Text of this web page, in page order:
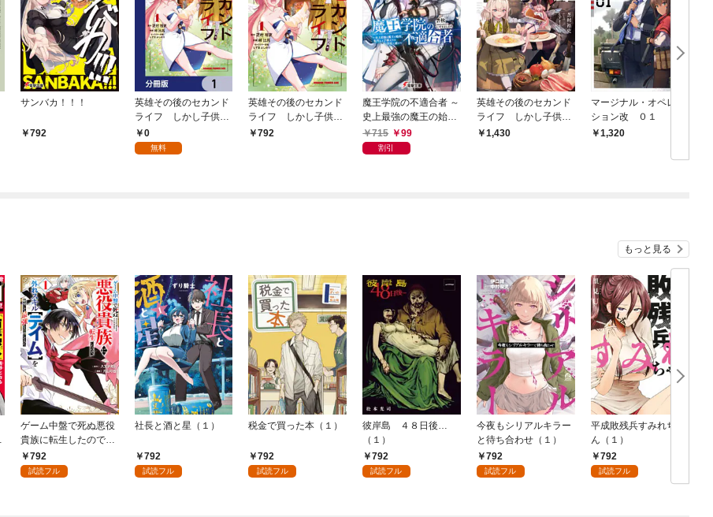
サンバカ！！！
792
英雄その後のセカンド
ライフ しかし子供に
料理を振る舞うのは楽
しいかもな【分冊版】
0
無料
英雄その後のセカンド
ライフ しかし子供に
料理を振る舞うのは楽
792
魔王学院の不適合者 ～
史上最強の魔王の始
祖、転生して子孫たち
の学校へ通う～
715 99
割引
英雄その後のセカンド
ライフ しかし子供に
料理を振る舞うのは楽
1,430
マージナル・オペレー
ション改 ０１
1,320
もっと見る
ゲーム中盤で死ぬ悪役
貴族に転生したので、
外れスキル【テイム】
を駆使して最強を目指
792
試読フル
社長と酒と星（１）
792
試読フル
税金で買った本（１）
792
試読フル
彼岸島 ４８日後…
（１）
792
試読フル
今夜もシリアルキラー
と待ち合わせ（１）
792
試読フル
平成敗残兵すみれちゃ
ん（１）
792
試読フル